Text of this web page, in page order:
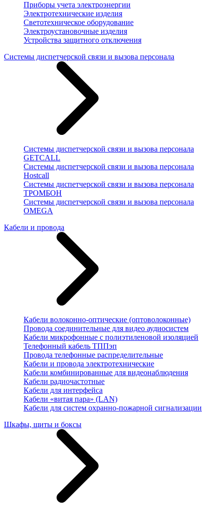
Приборы учета электроэнергии
Электротехнические изделия
Светотехническое оборудование
Электроустановочные изделия
Устройства защитного отключения
Системы диспетчерской связи и вызова персонала
Системы диспетчерской связи и вызова персонала
GETCALL
Системы диспетчерской связи и вызова персонала
Hostcall
Системы диспетчерской связи и вызова персонала
ТРОМБОН
Системы диспетчерской связи и вызова персонала
OMEGA
Кабели и провода
Кабели волоконно-оптические (оптоволоконные)
Провода соединительные для видео аудиосистем
Кабели микрофонные с полиэтиленовой изоляцией
Телефонный кабель ТППэп
Провода телефонные распределительные
Кабели и провода электротехнические
Кабели комбинированные для видеонаблюдения
Кабели радиочастотные
Кабели для интерфейса
Кабели «витая пара» (LAN)
Кабели для систем охранно-пожарной сигнализации
Шкафы, щиты и боксы